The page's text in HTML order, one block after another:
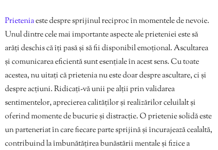
Prieteniaeste despre sprijinul reciproc în momentele de nevoie.
Unul dintre cele mai importante aspecte ale prieteniei este să
arăți deschis că îți pasă și să fii disponibil emoțional. Ascultarea
și comunicarea eficientă sunt esențiale în acest sens. Cu toate
acestea, nu uitați că prietenia nu este doar despre ascultare, ci și
despre acțiuni. Ridicați-vă unii pe alții prin validarea
sentimentelor, aprecierea calităților și realizărilor celuilalt și
oferind momente de bucurie și distracție. O prietenie solidă este
un parteneriat în care fiecare parte sprijină și încurajează cealaltă,
contribuind la îmbunătățirea bunăstării mentale și fizice a